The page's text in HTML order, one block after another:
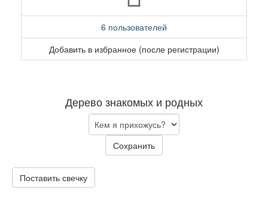
6 пользователей
Добавить в избранное (после регистрации)
Дерево знакомых и родных
Сохранить
Поставить свечку